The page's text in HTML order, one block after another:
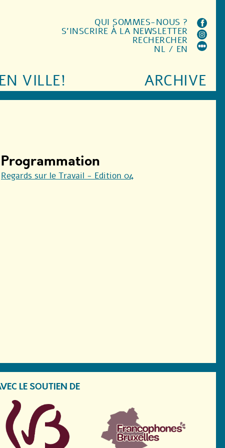
VILLE! ARCHIVE
QUI SOMMES-NOUS ?
S'INSCRIRE À LA NEWSLETTER
RECHERCHER
NL / EN
Programmation
Regards sur le Travail - Edition 04
LE SOUTIEN DE